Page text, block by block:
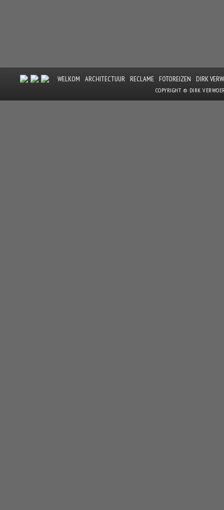
WELKOM ARCHITECTUUR RECLAME FOTOREIZEN DIRK
COPYRIGHT © DIRK